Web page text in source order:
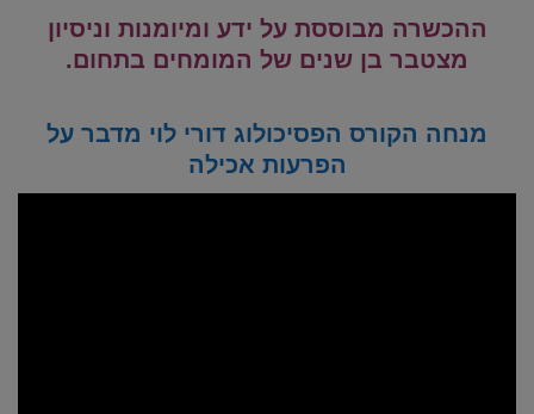
ההכשרה מבוססת על ידע ומיומנות וניסיון
מצטבר בן שנים של המומחים בתחום.
מנחה הקורס הפסיכולוג דורי לוי מדבר על
הפרעות אכילה